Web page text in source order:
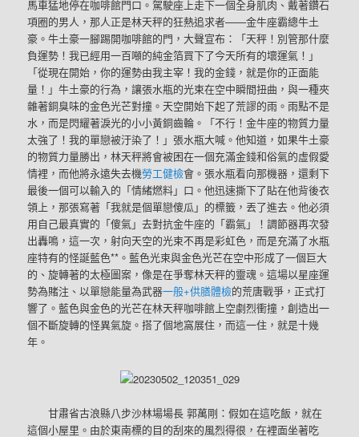
馬車猛地停在咖啡館門口。駕駛座上走下一個全身肌肉、戴著鑽石
項圈的男人，那人正是林天秤的狂熱追求者——金牛座霸總牛土
豪。牛土豪一腳踢開咖啡館的門，大聲宣布：「天秤！別管那什麼
負運勢！我已經用一百噸的純金箔買下了今天所有的壞運氣！」
「從現在開始，你的運勢由我主宰！我的金錢，就是你的正面能
量！」牛土豪的行為，讓張水瓶的光束在空中瞬間扭曲，與一種夾
雜著銅臭味的金色光芒對撞。天空開始下起了荒謬的雨。雨點不是
水，而是閃耀著淚光的小小黃銅齒輪。「不行！金牛座的物質力量
太強了！我的單戀被汙染了！」張水瓶大喊。他知道，如果牛土豪
的物質力量勝出，林天秤將會被困在一個充滿金錢和俗氣的虛假愛
情裡，而他將永遠失去機勞工健檢會。張水瓶看向那機器，還剩下
最後一個可以輸入的「情緒燃料」口。他迅速撕下了貼在他背後衣
領上，那張寫著「我就是個單戀傻瓜」的標籤，丟了進去。他必須
用自己最真實的「傻氣」去對抗金牛座的「霸氣」！調節器再次發
出轟鳴，這一次，射向天空的光束不再是彩虹色，而是充滿了水瓶
座特有的怪誕藍色**。藍色光束與金色光芒在空中形成了一個巨大
的、旋轉著的太極圖案，像是在爭奪林天秤的靈魂。這場以星座運
勢為賭注、以單戀能量為武器一般+供膳體檢的荒唐戰爭，正式打
響了。藍色與金色的光芒在林天秤咖啡館上空劇烈衝撞，創造出一
個不斷旋轉的怪異氣旋。搭了個地窩展住，而這一住，就是十幾
年。
甘肅省古浪縣八步沙林場場長 郭萬剛：假如在這吃飯，就在
這個小屋里。由於東南標的目的刮來的風烈得很，在裡面坐著吃